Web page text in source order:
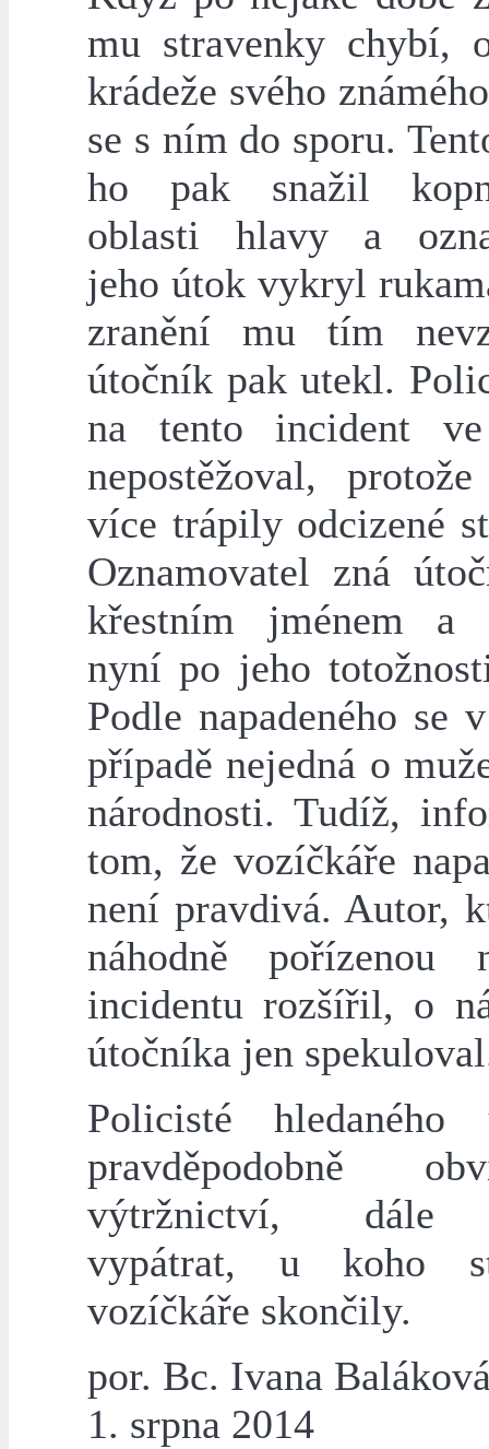
mu stravenky chybí,
krádeže svého
se s ním do sporu.
ho pak snažil
oblasti hlavy a
jeho útok vykryl
zranění mu tím
útočník pak utekl.
na tento incident
nepostěžoval,
více trápily odcizené
Oznamovatel zná
křestním jménem a
nyní po jeho
Podle napadeného se
případě nejedná o
národnosti. Tudíž,
tom, že vozíčkáře
není pravdivá. Autor,
náhodně pořízenou
incidentu rozšířil, o
útočníka jen
Policisté hledaného
pravděpodobně
výtržnictví, dále
vypátrat, u koho
vozíčkáře skončily.
por. Bc. Ivana
1. srpna 2014